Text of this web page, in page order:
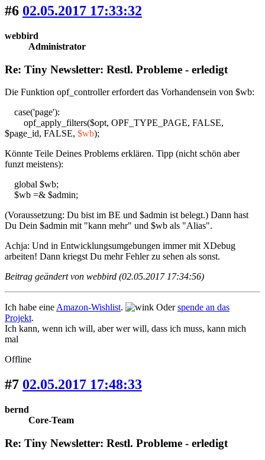
#6 02.05.2017 17:33:32
webbird
Administrator
Re: Tiny Newsletter: Restl. Probleme - erledigt
Die Funktion opf_controller erfordert das Vorhandensein von $wb:
case('page'):
opf_apply_filters($opt, OPF_TYPE_PAGE, FALSE,
$page_id, FALSE, $wb);
Könnte Teile Deines Problems erklären. Tipp (nicht schön aber
funzt meistens):
global $wb;
$wb =& $admin;
(Voraussetzung: Du bist im BE und $admin ist belegt.) Dann hast
Du Dein $admin mit "kann mehr" und $wb als "Alias".
Achja: Und in Entwicklungsumgebungen immer mit XDebug
arbeiten! Dann kriegst Du mehr Fehler zu sehen als sonst.
Beitrag geändert von webbird (02.05.2017 17:34:56)
Ich habe eine Amazon-Wishlist. Oderspende an das
Projekt.
Ich kann, wenn ich will, aber wer will, dass ich muss, kann mich
mal
Offline
#7 02.05.2017 17:48:33
bernd
Core-Team
Re: Tiny Newsletter: Restl. Probleme - erledigt